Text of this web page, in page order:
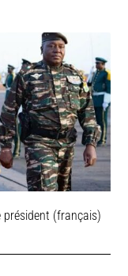
président (français)